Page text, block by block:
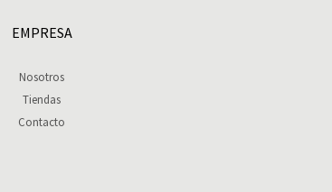
EMPRESA
Nosotros
Tiendas
Contacto